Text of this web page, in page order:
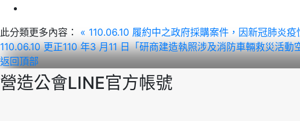
此分類更多內容： « 110.06.10 履約中之政府採購案件，因新冠肺炎
110.06.10 更正110 年3 月11 日「研商建造執照涉及消防車輛救災活
返回頂部
營造公會LINE官方帳號